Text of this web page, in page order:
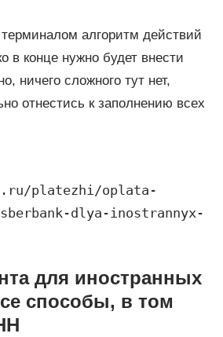
алгоритм действий
в конце нужно будет внести
ничего сложного тут нет,
отнестись к заполнению всех
platezhi/oplata-
dlya-inostrannyx-
для иностранных
способы, в том